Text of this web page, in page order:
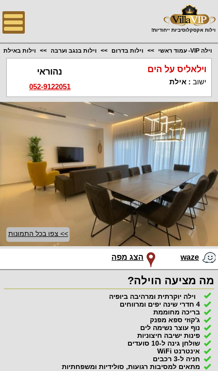
וילות אקסקלוסיביות ייחודיות!
וילה VIP- עמוד ראשי וילות בדרום וילות בנגב וערבה וילות באילת
וילאליס על הים
ישוב :אילת
נהוראי
052-9122051
>> צפו בכל התמונות
waze הצג מפה
מה מציעה הוילה?
וילה יוקרתית ומרהיבה ביופיה
4 חדרי שינה יפים ומרווחים
בריכה מחוממת
ג'קוזי ספא מפנק
נוף עוצר נשימה לים
פינות ישיבה חיצוניות
שולחן גינה ל-10 סועדים
אינטרנט WiFi
חניה ל-3 רכבים
מתאים למסיבות רגועות, סולידיות ומשפחתיות